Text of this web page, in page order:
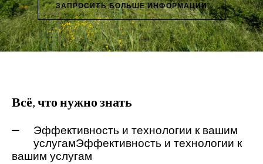
ЗАПРОСИТЬ БОЛЬШЕ ИНФОРМАЦИИ
Всё, что нужно знать
Эффективность и технологии к вашим
услугамЭффективность и технологии к
вашим услугам